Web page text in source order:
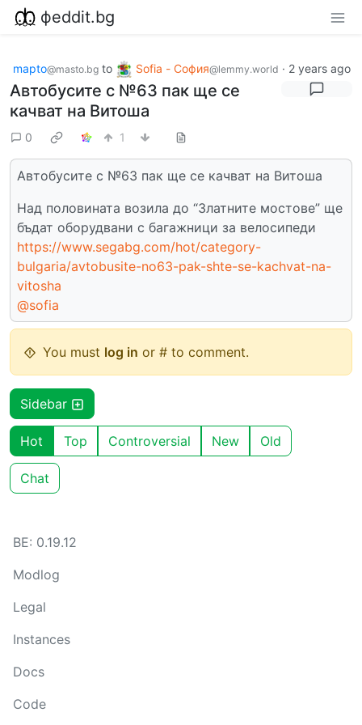
фeddit.bg
mapto@masto.bg to Sofia - София@lemmy.world · 2 years ago
Автобусите с №63 пак ще се
качват на Витоша
0 1
Автобусите с №63 пак ще се качват на Витоша
Над половината возила до “Златните мостове” ще
бъдат оборудвани с багажници за велосипеди
https://www.segabg.com/hot/category-
bulgaria/avtobusite-no63-pak-shte-se-kachvat-na-
vitosha
@sofia
You must log in or # to comment.
Sidebar
Hot Top Controversial New Old
Chat
BE: 0.19.12
Modlog
Legal
Instances
Docs
Code